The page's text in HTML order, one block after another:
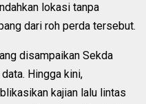
lokasi tanpa
dari roh perda tersebut.
disampaikan Sekda
Hingga kini,
kajian lalu lintas